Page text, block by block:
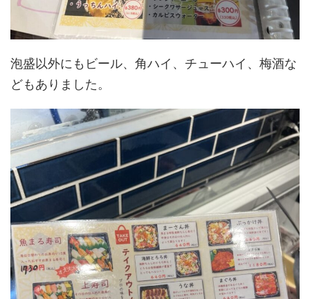
泡盛以外にもビール、角ハイ、チューハイ、梅酒な
どもありました。